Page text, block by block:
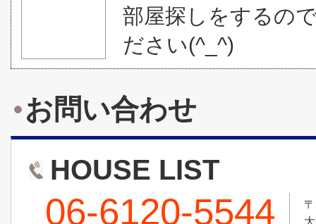
部屋探しをするの
ださい(^_^)
お問い合わせ
HOUSE LIST
06-6120-5544